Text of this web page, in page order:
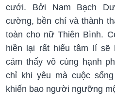
cưới. Bởi Nam Bạch
cường, bền chí và thành
toàn cho nữ Thiên Bình.
hiền lại rất hiểu tâm lí sẽ
cảm thấy vô cùng hạnh
chỉ khi yêu mà cuộc
khiến bao người ngưỡng